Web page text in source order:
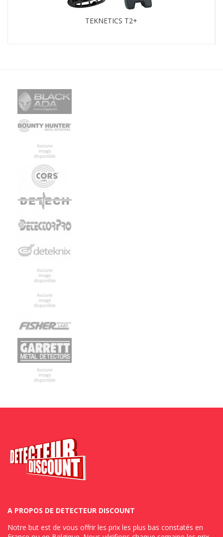
TEKNETICS T2+
A PROPOS DE DETECTEUR DISCOUNT
Notre but est de vous offrir les prix les plus bas constatés en